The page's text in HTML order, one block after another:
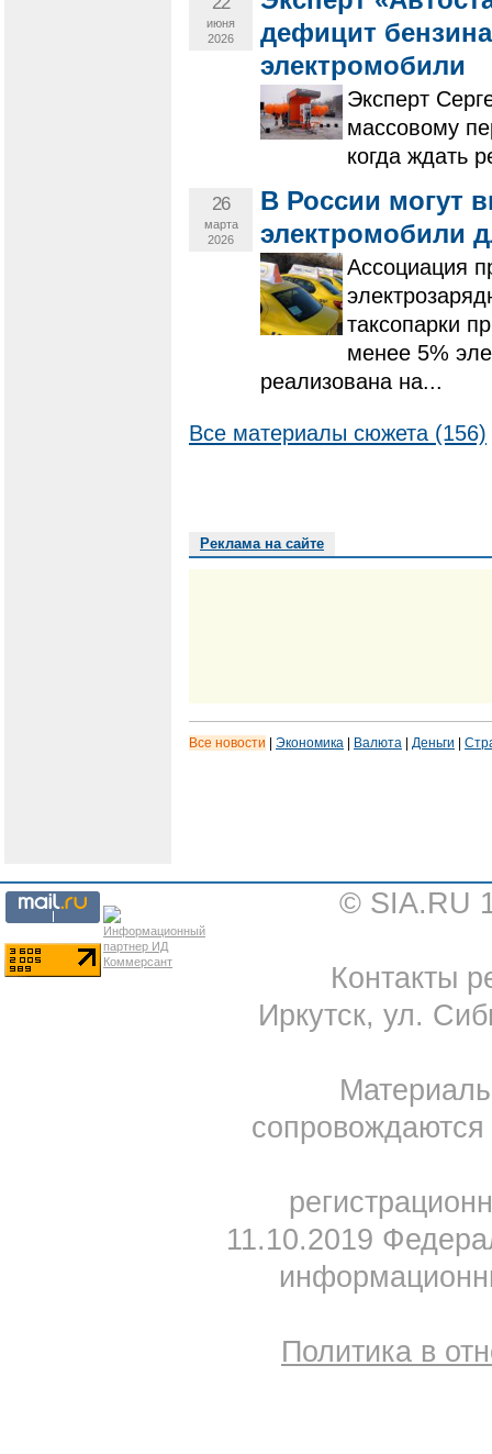
июня
2026
дефицит
электромобили
Эксперт
массовому
когда ждать
26
марта
2026
В России могут
электромобили
Ассоциация
таксопарки
менее 5%
реализована на...
Все материалы сюжета (156)
Реклама на сайте
Все новости | Экономика | Валюта | Деньги |
© SIA.RU
Контакты
Иркутск, ул.
11.10.2019
Политика в